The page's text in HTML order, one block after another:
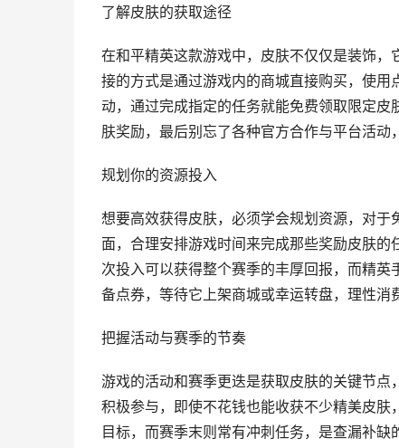
了解皮肤的获取途径
在和平精英这款游戏中，皮肤不仅仅是装饰
接的方式是通过游戏内的商城直接购买，使
动，通过完成指定的任务就能免费领取限定
肤奖励，最后别忘了各种官方合作与平台活动
规划你的资源投入
想要高效获得皮肤，必须学会规划资源，对
面，合理安排游戏时间来完成那些奖励皮肤
次投入可以获得整个赛季的丰厚回报，而精
备点券，等待它上架商城或幸运转盘，理性消
把握活动与赛季的节奏
游戏的活动和赛季更迭是获取皮肤的关键节
积极参与，即使不花钱也能收获不少精美皮
目标，而赛季末则常有冲刺任务，是查漏补